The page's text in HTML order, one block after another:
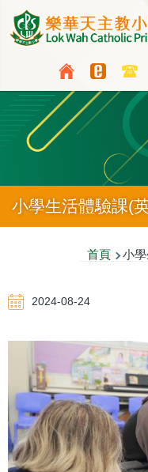
移至主內容
小學生活體驗課(
連
結
首頁 小學
2024-08-24